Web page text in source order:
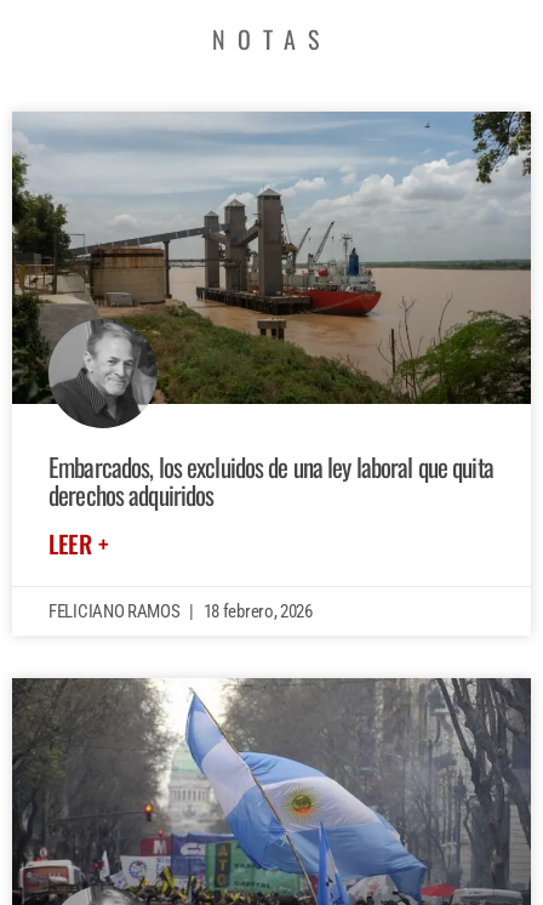
NOTAS
Embarcados, los excluidos de una ley laboral que quita
derechos adquiridos
LEER +
FELICIANO RAMOS 18 febrero, 2026